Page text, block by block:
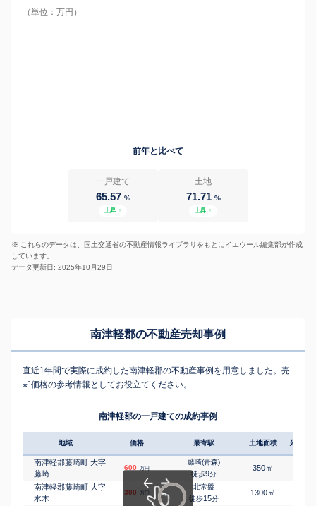
（単位：万円）
前年と比べて
一戸建て
65.57 %
上昇 ↑
土地
71.71 %
上昇 ↑
※ これらのデータは、国土交通省の不動産情報ライブラリ をもとにイエウール編集部が作成
しています。
データ更新日: 2025年10月29日
南津軽郡の不動産売却事例
直近1年間で実際に成約した南津軽郡の不動産事例を用意しました。売
却価格の参考情報としてお役立てください。
南津軽郡の一戸建ての成約事例
地域 価格 最寄駅 土地面積 延床面
南津軽郡藤崎町 大字
藤崎
600 万円
藤崎(青森)
徒歩9分
350㎡
南津軽郡藤崎町 大字
水木
300 万円
北常盤
徒歩15分
1300㎡